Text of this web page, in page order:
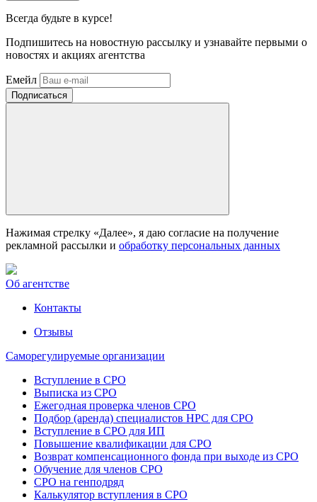
Всегда будьте в курсе!
Подпишитесь на новостную рассылку и узнавайте первыми о
новостях и акциях агентства
Емейл
Нажимая стрелку «Далее», я даю согласие на получение
рекламной рассылки и обработку персональных данных
Об агентстве
Контакты
Отзывы
Саморегулируемые организации
Вступление в СРО
Выписка из СРО
Ежегодная проверка членов СРО
Подбор (аренда) специалистов НРС для СРО
Вступление в СРО для ИП
Повышение квалификации для СРО
Возврат компенсационного фонда при выходе из СРО
Обучение для членов СРО
СРО на генподряд
Калькулятор вступления в СРО